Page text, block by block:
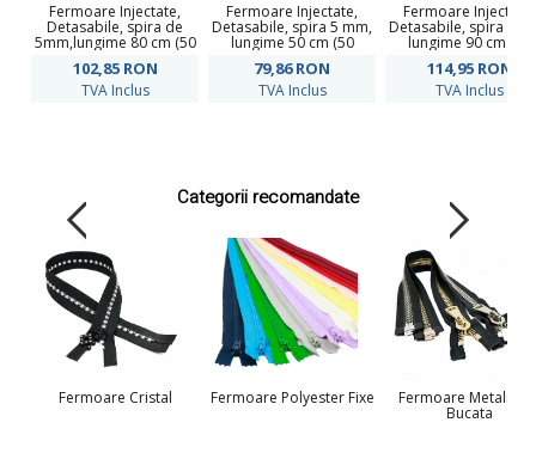
Fermoare Injectate,
Detasabile, spira de
5mm,lungime 80 cm (50
102,85 RON
TVA Inclus
Fermoare Injectate,
Detasabile, spira 5 mm,
lungime 50 cm (50
79,86RON
TVA Inclus
Fermoare Injectate,
Detasabile, spira 5
lungime 90 cm (50
114,95 RON
TVA Inclus
Categorii recomandate
Fermoare Cristal Fermoare Polyester Fixe Fermoare Metalice
Bucata